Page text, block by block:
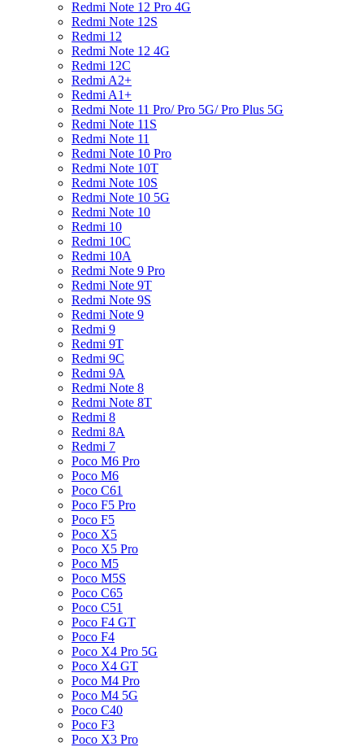
Redmi Note 12 Pro 4G
Redmi Note 12S
Redmi 12
Redmi Note 12 4G
Redmi 12C
Redmi A2+
Redmi A1+
Redmi Note 11 Pro/ Pro 5G/ Pro Plus 5G
Redmi Note 11S
Redmi Note 11
Redmi Note 10 Pro
Redmi Note 10T
Redmi Note 10S
Redmi Note 10 5G
Redmi Note 10
Redmi 10
Redmi 10C
Redmi 10A
Redmi Note 9 Pro
Redmi Note 9T
Redmi Note 9S
Redmi Note 9
Redmi 9
Redmi 9T
Redmi 9C
Redmi 9A
Redmi Note 8
Redmi Note 8T
Redmi 8
Redmi 8A
Redmi 7
Poco M6 Pro
Poco M6
Poco C61
Poco F5 Pro
Poco F5
Poco X5
Poco X5 Pro
Poco M5
Poco M5S
Poco C65
Poco C51
Poco F4 GT
Poco F4
Poco X4 Pro 5G
Poco X4 GT
Poco M4 Pro
Poco M4 5G
Poco C40
Poco F3
Poco X3 Pro